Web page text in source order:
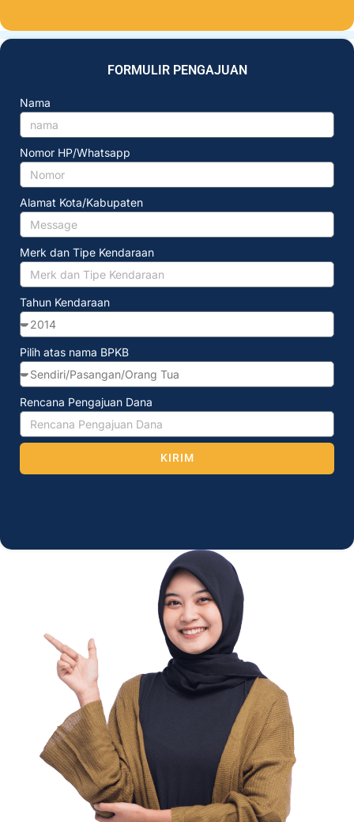
FORMULIR PENGAJUAN
Nama
Nomor HP/Whatsapp
Alamat Kota/Kabupaten
Merk dan Tipe Kendaraan
Tahun Kendaraan
Pilih atas nama BPKB
Rencana Pengajuan Dana
KIRIM